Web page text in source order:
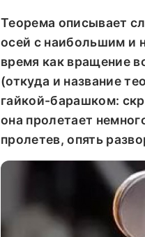
Теорема описывает
осей с наибольшим и
время как вращение
(откуда и название
гайкой-барашком:
она пролетает
пролетев, опять